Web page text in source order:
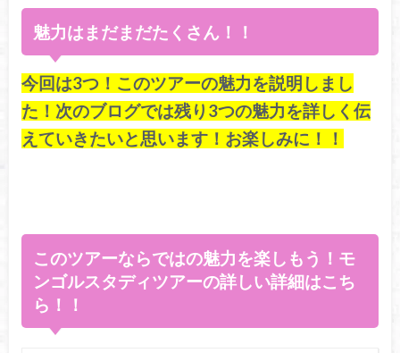
魅力はまだまだたくさん！！
今回は3つ！このツアーの魅力を説明しまし
た！次のブログでは残り3つの魅力を詳しく伝
えていきたいと思います！お楽しみに！！
このツアーならではの魅力を楽しもう！モ
ンゴルスタディツアーの詳しい詳細はこち
ら！！